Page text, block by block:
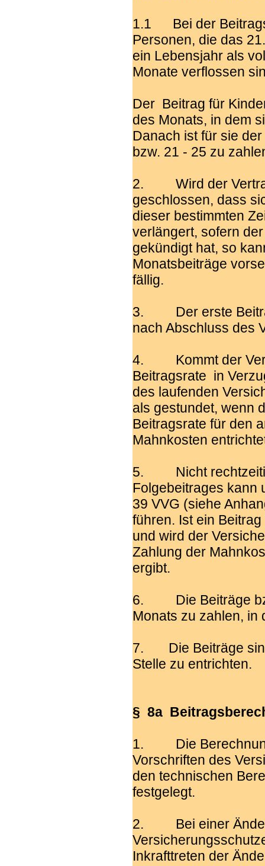
1.1 Bei der
Personen, die das
ein Lebensjahr als
Monate verflossen
Der Beitrag für
des Monats, in dem
Danach ist für sie
bzw. 21 - 25 zu
2. Wird der Vertrag
geschlossen, dass
dieser bestimmten
verlängert, sofern
gekündigt hat, so
Monatsbeiträge
fällig.
3. Der erste
nach Abschluss des
4. Kommt der
Beitragsrate in
des laufenden
als gestundet, wenn
Beitragsrate für den
Mahnkosten
5. Nicht
Folgebeitrages kann
39 VVG (siehe
führen. Ist ein
und wird der
Zahlung der
ergibt.
6. Die Beiträge
Monats zu zahlen,
7. Die Beiträge sind
Stelle zu entrichten.
§ 8a
1. Die Berechnung
Vorschriften des
den technischen
festgelegt.
2. Bei einer
Inkrafttreten der